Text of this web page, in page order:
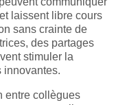
laissent libre cours
sans crainte de
des partages
stimuler la
innovantes.
entre collègues